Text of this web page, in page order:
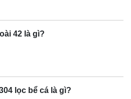
42 là gì?
lọc bể cá là gì?